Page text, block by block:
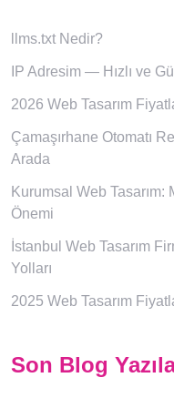
llms.txt Nedir?
IP Adresim — Hızlı ve
2026 Web Tasarım
Çamaşırhane Otomatı
Arada
Kurumsal Web Tasarım:
Önemi
İstanbul Web Tasarım
Yolları
2025 Web Tasarım
Son Blog